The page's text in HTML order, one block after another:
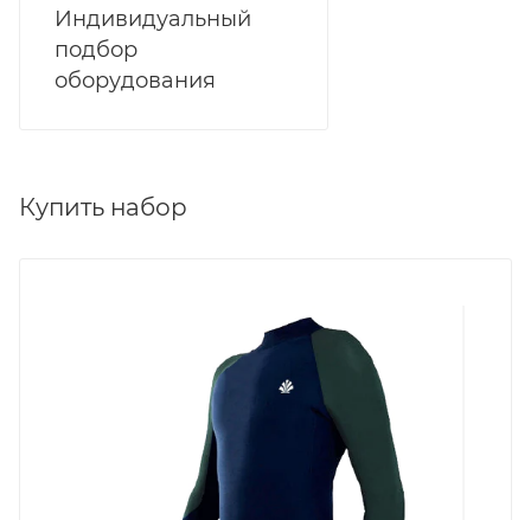
Индивидуальный
подбор
оборудования
Купить набор